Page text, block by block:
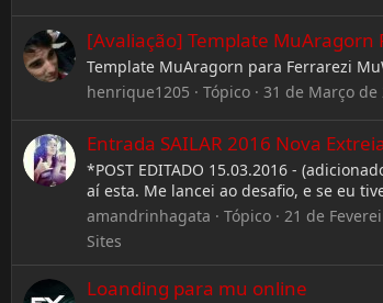
[Avaliação] Template MuAragorn
Template MuAragorn para Ferrarezi
henrique1205
Tópico 31 de Março de
Entrada SAILAR 2016 Nova
*POST EDITADO 15.03.2016 -
aí esta. Me lancei ao desafio, e se eu
amandrinhagata
Tópico 21 de
Sites
Loanding para mu online